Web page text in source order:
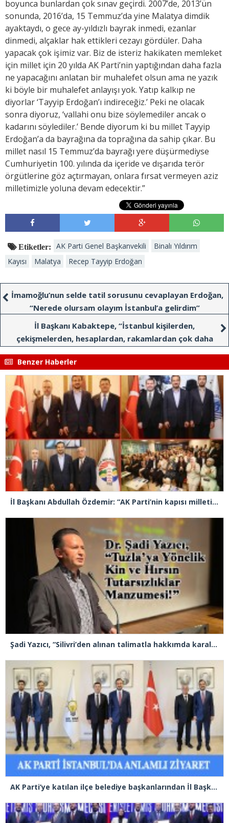
boyunca bunlardan çok sınav geçirdi. 2007’de, 2013’ün
sonunda, 2016’da, 15 Temmuz’da yine Malatya dimdik
ayaktaydı, o gece ay-yıldızlı bayrak inmedi, ezanlar
dinmedi, alçaklar hak ettikleri cezayı gördüler. Daha
yapacak çok işimiz var. Biz de isteriz hakikaten memleket
için millet için 20 yılda AK Parti’nin yaptığından daha fazla
ne yapacağını anlatan bir muhalefet olsun ama ne yazık
ki böyle bir muhalefet anlayışı yok. Yatıp kalkıp ne
diyorlar ‘Tayyip Erdoğan’ı indireceğiz.’ Peki ne olacak
sonra diyoruz, ‘vallahi onu bize söylemediler ancak o
kadarını söylediler.’ Bende diyorum ki bu millet Tayyip
Erdoğan’a da bayrağına da toprağına da sahip çıkar. Bu
millet nasıl 15 Temmuz’da bayrağı yere düşürmediyse
Cumhuriyetin 100. yılında da içeride ve dışarıda terör
örgütlerine göz açtırmayan, onlara fırsat vermeyen aziz
milletimizle yoluna devam edecektir.”
Etiketler: AK Parti Genel Başkanvekili
Binalı Yıldırım
Kayısı
Malatya Recep Tayyip Erdoğan
İmamoğlu’nun selde tatil sorusunu cevaplayan Erdoğan,
“Nerede olursam olayım İstanbul’a gelirdim”
İl Başkanı Kabaktepe, “İstanbul kişilerden,
çekişmelerden, hesaplardan, rakamlardan çok daha
Benzer Haberler
İl Başkanı Abdullah Özdemir: “AK Parti’nin kapısı milletine hizmet etmek isteyen herkese açıktır”
Şadi Yazıcı, “Silivri’den alınan talimatla hakkımda karalama kampanyası yürütülüyor”
AK Parti’ye katılan ilçe belediye başkanlarından İl Başkanı Özdemir’e ziyaret